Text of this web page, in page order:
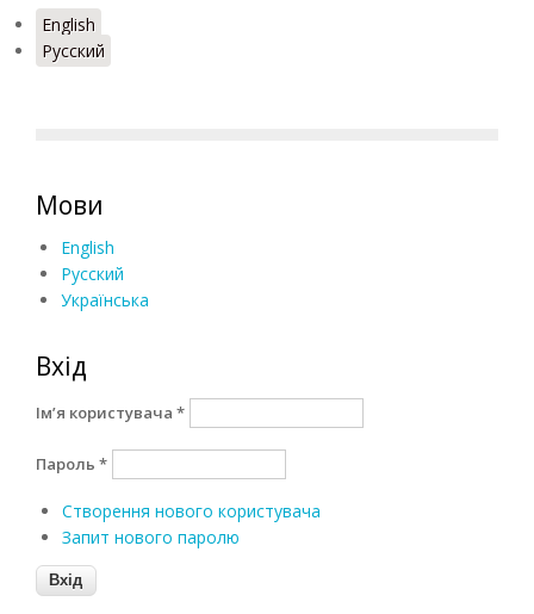
English
Русский
Мови
English
Русский
Українська
Вхід
Ім’я користувача *
Пароль *
Створення нового користувача
Запит нового паролю